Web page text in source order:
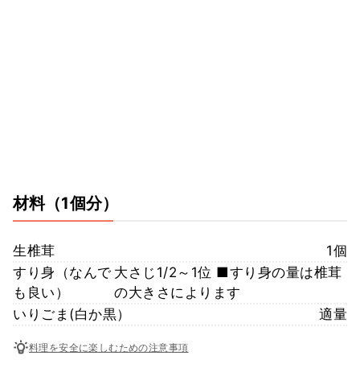
材料（1個分）
生椎茸
1個
すり身（なんで
も良い）
大さじ1/2～1位 ■すり身の量は椎茸
の大きさによります
いりごま(白か黒）
適量
料理を安全に楽しむための注意事項